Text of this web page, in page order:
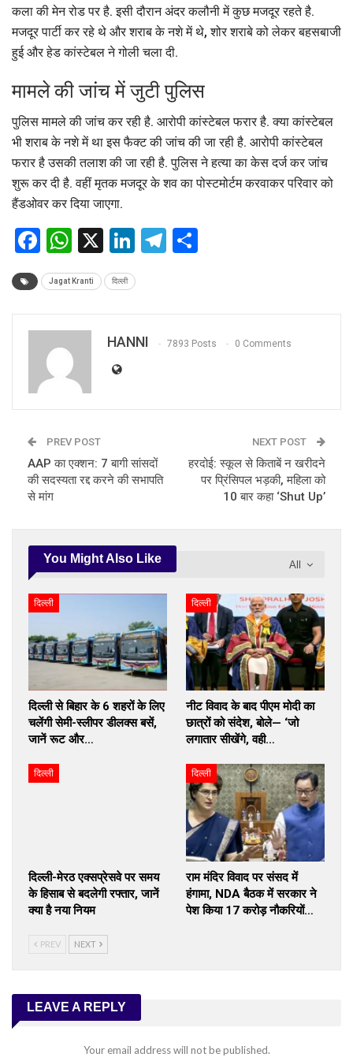
कला की मेन रोड पर है. इसी दौरान अंदर कलौनी में कुछ मजदूर रहते है.
मजदूर पार्टी कर रहे थे और शराब के नशे में थे, शोर शराबे को लेकर बहसबाजी
हुई और हेड कांस्टेबल ने गोली चला दी.
मामले की जांच में जुटी पुलिस
पुलिस मामले की जांच कर रही है. आरोपी कांस्टेबल फरार है. क्या कांस्टेबल
भी शराब के नशे में था इस फैक्ट की जांच की जा रही है. आरोपी कांस्टेबल
फरार है उसकी तलाश की जा रही है. पुलिस ने हत्या का केस दर्ज कर जांच
शुरू कर दी है. वहीं मृतक मजदूर के शव का पोस्टमोर्टम करवाकर परिवार को
हैंडओवर कर दिया जाएगा.
Facebook
WhatsApp
X LinkedIn
Telegram
Jagat Kranti दिल्ली
HANNI 7893 Posts 0 Comments
PREV POST
AAP का एक्शन: 7 बागी सांसदों
की सदस्यता रद्द करने की सभापति
से मांग
NEXT POST
हरदोई: स्कूल से किताबें न खरीदने
पर प्रिंसिपल भड़की, महिला को
10 बार कहा ‘Shut Up’
All
You Might Also Like
दिल्ली
दिल्ली से बिहार के 6 शहरों के लिए
चलेंगी सेमी-स्लीपर डीलक्स बसें,
जानें रूट और…
दिल्ली
नीट विवाद के बाद पीएम मोदी का
छात्रों को संदेश, बोले— ‘जो
लगातार सीखेंगे, वही…
दिल्ली
दिल्ली-मेरठ एक्सप्रेसवे पर समय
के हिसाब से बदलेगी रफ्तार, जानें
क्या है नया नियम
दिल्ली
राम मंदिर विवाद पर संसद में
हंगामा, NDA बैठक में सरकार ने
पेश किया 17 करोड़ नौकरियों…
PREV NEXT
LEAVE A REPLY
Your email address will not be published.